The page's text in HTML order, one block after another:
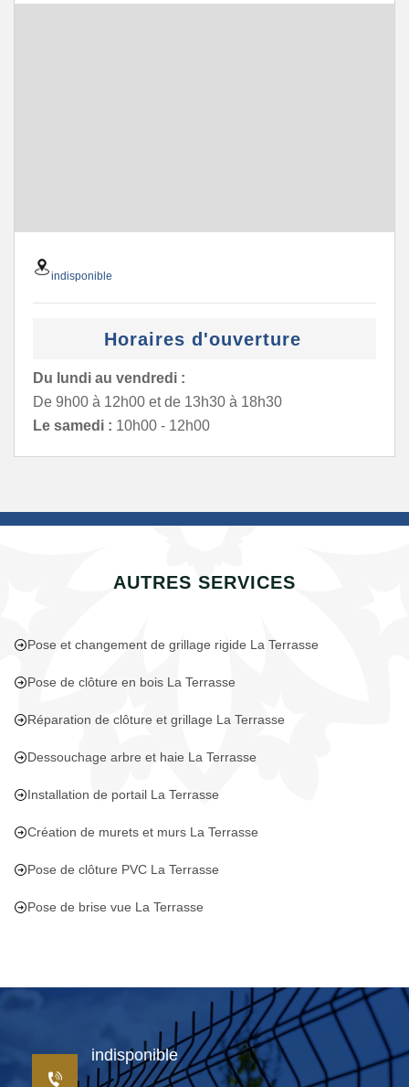
indisponible
Horaires d'ouverture
Du lundi au vendredi :
De 9h00 à 12h00 et de 13h30 à 18h30
Le samedi : 10h00 - 12h00
AUTRES SERVICES
Pose et changement de grillage rigide La Terrasse
Pose de clôture en bois La Terrasse
Réparation de clôture et grillage La Terrasse
Dessouchage arbre et haie La Terrasse
Installation de portail La Terrasse
Création de murets et murs La Terrasse
Pose de clôture PVC La Terrasse
Pose de brise vue La Terrasse
indisponible